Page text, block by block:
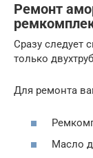
Ремонт
Сразу следует
только
Для ремонта
Масло